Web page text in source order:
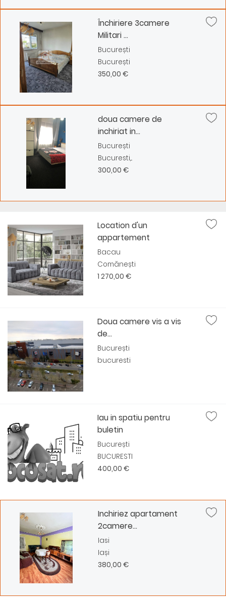
Închiriere 3camere
Militari ...
București
București
350,00 €
doua camere de
inchiriat in...
București
Bucuresti,...
300,00 €
Location d'un
appartement
Bacau
Comănești
1 270,00 €
Doua camere vis a vis
de...
București
bucuresti
Iau in spatiu pentru
buletin
București
BUCURESTI
400,00 €
Inchiriez apartament
2camere...
Iasi
Iași
380,00 €